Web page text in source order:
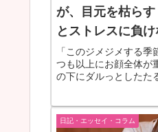
が、目元を枯ら
とストレスに負
ための「五行の
「このジメジメする季
つも以上にお顔全体が
の下にダルっとしたた
アイクリームを塗って
が全然抜けない」 ​そ
ていませ […]
日記・エッセイ・コラム